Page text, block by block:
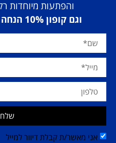
והפתעות מיוחדות
וגם קופון 10% הנחה לרכישה ראשונה!
אני מאשר/ת קבלת דיוור למייל
שלח